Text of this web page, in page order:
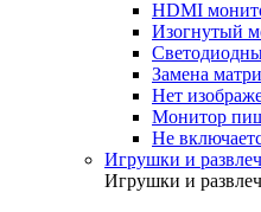
HDMI
Изогнутый
Замена
Нет
Монитор
Не
Игрушки и
Игрушки и